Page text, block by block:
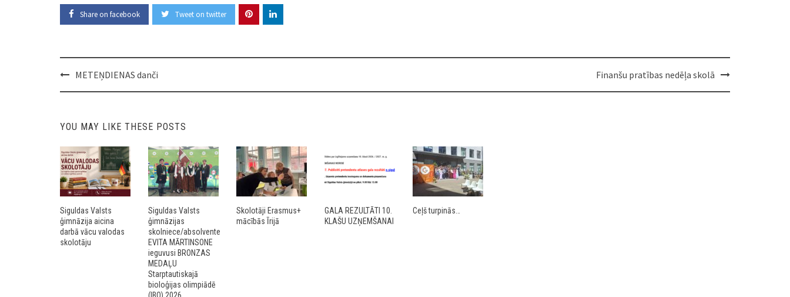
Share on facebook Tweet on twitter
PostMETEŅDIENAS danči Finanšu pratības nedēļa skolā
YOU MAY LIKE THESE POSTS
Siguldas Valsts
ģimnāzija aicina
darbā vācu valodas
skolotāju
Siguldas Valsts
ģimnāzijas
skolniece/absolvente
EVITA MĀRTINSONE
ieguvusi BRONZAS
MEDAĻU
Starptautiskajā
bioloģijas olimpiādē
(IBO) 2026
Skolotāji Erasmus+
mācībās Īrijā
GALA REZULTĀTI 10.
KLAŠU UZŅEMŠANAI
Ceļš turpinās…